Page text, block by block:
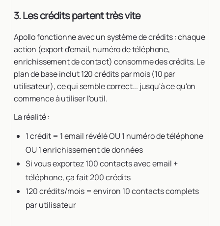
3. Les crédits partent très vite
Apollo fonctionne avec un système de crédits : chaque
action (export d'email, numéro de téléphone,
enrichissement de contact) consomme des crédits. Le
plan de base inclut 120 crédits par mois (10 par
utilisateur), ce qui semble correct... jusqu'à ce qu'on
commence à utiliser l'outil.
La réalité :
1 crédit = 1 email révélé OU 1 numéro de téléphone
OU 1 enrichissement de données
Si vous exportez 100 contacts avec email +
téléphone, ça fait 200 crédits
120 crédits/mois = environ 10 contacts complets
par utilisateur